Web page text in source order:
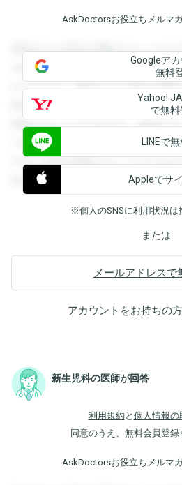
AskDoctorsお役立ちメルマ
登録すると回答を閲覧することがで
を閲覧することができます。登録す
ができます。登録すると回答を閲覧
録すると回答を閲覧することができ
閲覧することができます。登録する
できます。登録すると回答を閲覧す
すると回答を閲覧することができま
覧することができます。
Googleア
無料
Yahoo!
で無
LINEで
Appleでサ
※個人のSNSに利用状況は
または
メールアドレスで
アカウントをお持ちの
新生児科の医師が回答
利用規約 と 個人情報の
同意のうえ、無料会員登
AskDoctorsお役立ちメルマ